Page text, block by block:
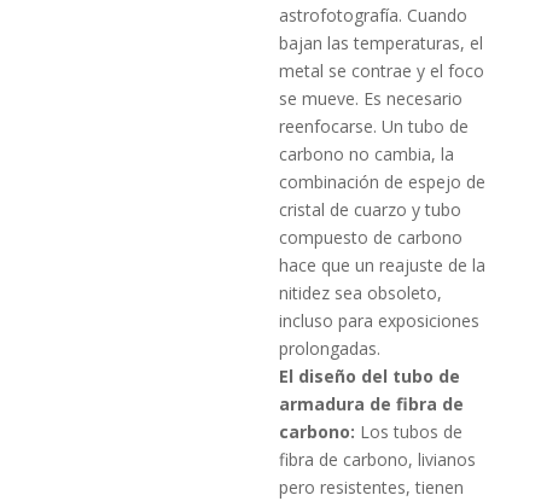
astrofotografía. Cuando
bajan las temperaturas, el
metal se contrae y el foco
se mueve. Es necesario
reenfocarse. Un tubo de
carbono no cambia, la
combinación de espejo de
cristal de cuarzo y tubo
compuesto de carbono
hace que un reajuste de la
nitidez sea obsoleto,
incluso para exposiciones
prolongadas.
El diseño del tubo de
armadura de fibra de
carbono: Los tubos de
fibra de carbono, livianos
pero resistentes, tienen